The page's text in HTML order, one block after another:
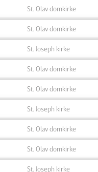
St. Olav domkirke
St. Olav domkirke
St. Joseph kirke
St. Olav domkirke
St. Olav domkirke
St. Joseph kirke
St. Olav domkirke
St. Olav domkirke
St. Joseph kirke